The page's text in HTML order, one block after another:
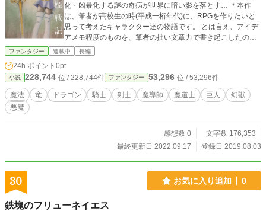
化・凶暴化する謎の奇病が世界に暗い影を落とす… ＊本作
は、筆者が高校生の時(平成一桁年代)に、RPGを作りたいと
思って考えたキャラクター達の物語です。 とは言え、アイデ
アメモ程度のものを、筆者の拙い文章力で書き起こしたの
で、描写が雑でわかりにくい表現もあるかと思いますが、お
特に、RPGのシナリオという想定上、戦闘の描写は詳細にし
ておりません(プレイヤーのものなので…と、言い訳してお
く)。 尚、頂いたアドバイスや筆者自身の思い付きで、本文が
度々マイナーチェンジする事があるかと思いますが、ご了承
ファンタジー 連載中 長編
24h.ポイント 0pt
小説 228,744 位 / 228,744件 ファンタジー 53,296 位 / 53,296件
魔法 竜 ドラゴン 騎士 剣士 魔導師 魔道士 巨人
幻獣
悪魔
感想数 0
文字数 176,353
最終更新日 2022.09.17
登録日 2019.08.03
30 お気に入り追加 0
鉄塊のフリューネイエス